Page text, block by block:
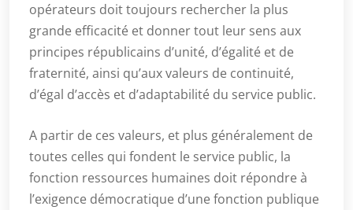
opérateurs doit toujours rechercher la plus
grande efficacité et donner tout leur sens aux
principes républicains d’unité, d’égalité et de
fraternité, ainsi qu’aux valeurs de continuité,
d’égal d’accès et d’adaptabilité du service public.
A partir de ces valeurs, et plus généralement de
toutes celles qui fondent le service public, la
fonction ressources humaines doit répondre à
l’exigence démocratique d’une fonction publique